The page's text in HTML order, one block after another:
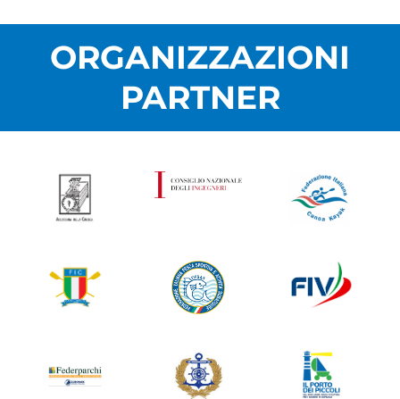
ORGANIZZAZIONI
PARTNER